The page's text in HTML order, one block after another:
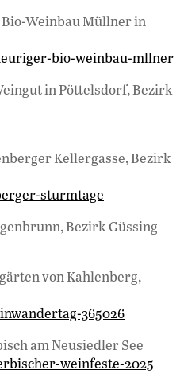
Weinbau Müllner in
bio-weinbau-mllner
in Pöttelsdorf, Bezirk
Kellergasse, Bezirk
sturmtage
Bezirk Güssing
von Kahlenberg,
365026
am Neusiedler See
weinfeste-2025